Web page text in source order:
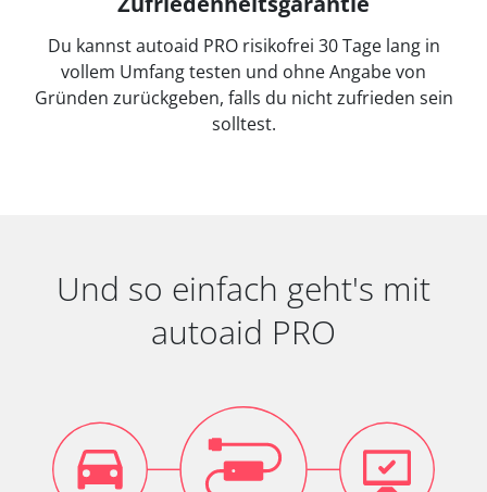
Du kannst autoaid PRO risikofrei 30 Tage lang in
vollem Umfang testen und ohne Angabe von
Gründen zurückgeben, falls du nicht zufrieden sein
solltest.
Und so einfach geht's mit
autoaid PRO